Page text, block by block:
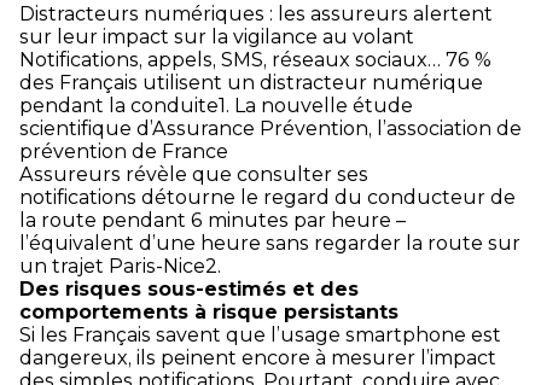
Distracteurs numériques : les assureurs alertent
sur leur impact sur la vigilance au volant
Notifications, appels, SMS, réseaux sociaux… 76 %
des Français utilisent un distracteur numérique
pendant la conduite1. La nouvelle étude
scientifique d’Assurance Prévention, l’association de
prévention de France
Assureurs révèle que consulter ses
notifications détourne le regard du conducteur de
la route pendant 6 minutes par heure –
l’équivalent d’une heure sans regarder la route sur
un trajet Paris-Nice2.
Des risques sous-estimés et des
comportements à risque persistants
Si les Français savent que l’usage smartphone est
dangereux, ils peinent encore à mesurer l’impact
des simples notifications. Pourtant, conduire avec